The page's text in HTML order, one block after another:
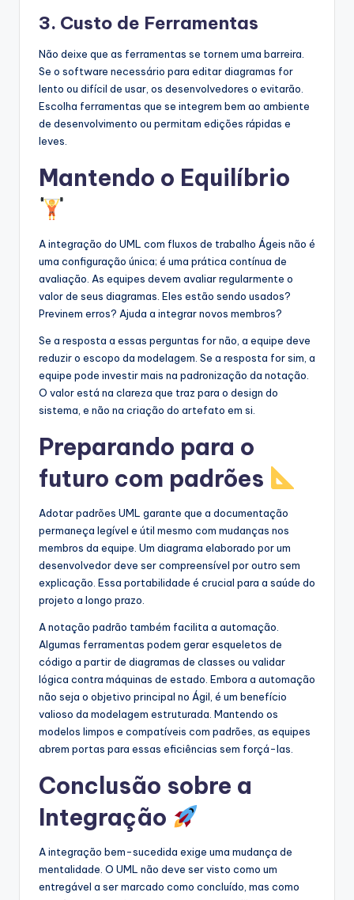
3. Custo de Ferramentas
Não deixe que as ferramentas se tornem uma barreira.
Se o software necessário para editar diagramas for
lento ou difícil de usar, os desenvolvedores o evitarão.
Escolha ferramentas que se integrem bem ao ambiente
de desenvolvimento ou permitam edições rápidas e
leves.
Mantendo o Equilíbrio
A integração do UML com fluxos de trabalho Ágeis não é
uma configuração única; é uma prática contínua de
avaliação. As equipes devem avaliar regularmente o
valor de seus diagramas. Eles estão sendo usados?
Previnem erros? Ajuda a integrar novos membros?
Se a resposta a essas perguntas for não, a equipe deve
reduzir o escopo da modelagem. Se a resposta for sim, a
equipe pode investir mais na padronização da notação.
O valor está na clareza que traz para o design do
sistema, e não na criação do artefato em si.
Preparando para o
futuro com padrões
Adotar padrões UML garante que a documentação
permaneça legível e útil mesmo com mudanças nos
membros da equipe. Um diagrama elaborado por um
desenvolvedor deve ser compreensível por outro sem
explicação. Essa portabilidade é crucial para a saúde do
projeto a longo prazo.
A notação padrão também facilita a automação.
Algumas ferramentas podem gerar esqueletos de
código a partir de diagramas de classes ou validar
lógica contra máquinas de estado. Embora a automação
não seja o objetivo principal no Ágil, é um benefício
valioso da modelagem estruturada. Mantendo os
modelos limpos e compatíveis com padrões, as equipes
abrem portas para essas eficiências sem forçá-las.
Conclusão sobre a
Integração
A integração bem-sucedida exige uma mudança de
mentalidade. O UML não deve ser visto como um
entregável a ser marcado como concluído, mas como